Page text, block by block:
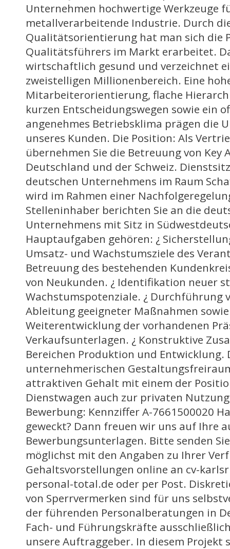
Unternehmen hochwertige Werkzeuge
metallverarbeitende Industrie. Durch
Qualitätsorientierung hat man sich die
Qualitätsführers im Markt erarbeitet.
wirtschaftlich gesund und verzeichnet
zweistelligen Millionenbereich. Eine
Mitarbeiterorientierung, flache
kurzen Entscheidungswegen sowie ein
angenehmes Betriebsklima prägen die
unseres Kunden. Die Position: Als
übernehmen Sie die Betreuung von Key
Deutschland und der Schweiz.
deutschen Unternehmens im Raum
wird im Rahmen einer
Stelleninhaber berichten Sie an die
Unternehmens mit Sitz in
Hauptaufgaben gehören: ¿
Umsatz- und Wachstumsziele des
Betreuung des bestehenden
von Neukunden. ¿ Identifikation neuer
Wachstumspotenziale. ¿ Durchführung
Ableitung geeigneter Maßnahmen
Weiterentwicklung der vorhandenen
Verkaufsunterlagen. ¿ Konstruktive
Bereichen Produktion und Entwicklung.
unternehmerischen
attraktiven Gehalt mit einem der
Dienstwagen auch zur privaten
Bewerbung: Kennziffer A-7661500020
geweckt? Dann freuen wir uns auf Ihre
Bewerbungsunterlagen. Bitte senden
möglichst mit den Angaben zu Ihrer
Gehaltsvorstellungen online an cv-
personal-total.de oder per Post.
von Sperrvermerken sind für uns
der führenden Personalberatungen in
Fach- und Führungskräfte
unsere Auftraggeber. In diesem Projekt